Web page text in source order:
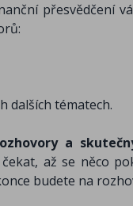
přesvědčení
dalších tématech.
a
až se něco
budete na